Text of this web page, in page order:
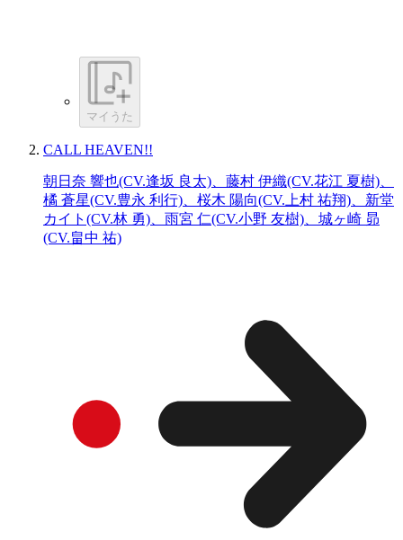
マイうた
CALL HEAVEN!!
朝日奈 響也(CV.逢坂 良太)、藤村 伊織(CV.花江 夏樹)、
橘 蒼星(CV.豊永 利行)、桜木 陽向(CV.上村 祐翔)、新堂
カイト(CV.林 勇)、雨宮 仁(CV.小野 友樹)、城ヶ崎 昴
(CV.畠中 祐)